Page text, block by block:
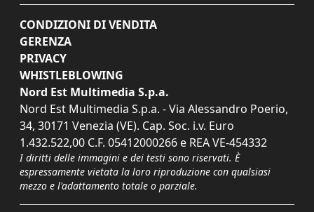
CONDIZIONI DI VENDITA
GERENZA
PRIVACY
WHISTLEBLOWING
Nord Est Multimedia S.p.a.
Nord Est Multimedia S.p.a. - Via Alessandro Poerio,
34, 30171 Venezia (VE). Cap. Soc. i.v. Euro
1.432.522,00 C.F. 05412000266 e REA VE-454332
I diritti delle immagini e dei testi sono riservati. È
espressamente vietata la loro riproduzione con qualsiasi
mezzo e l'adattamento totale o parziale.